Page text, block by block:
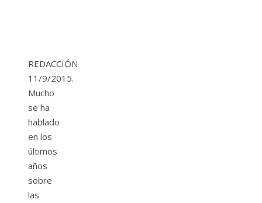
REDACCIÓN
11/9/2015.
Mucho
se ha
hablado
en los
últimos
años
sobre
las